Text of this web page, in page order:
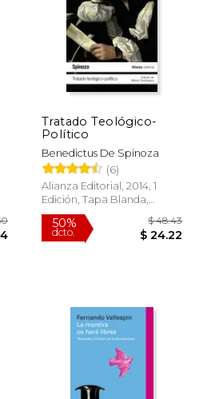
Tratado Teológico-
Político
Benedictus De Spinoza
(6)
Alianza Editorial, 2014, 1
Edición, Tapa Blanda,
Nuevo
50%
dcto.